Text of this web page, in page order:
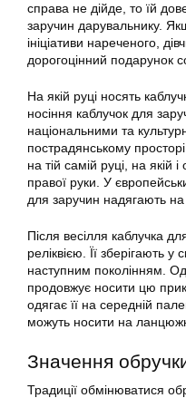
справа не дійде, то їй
заручин дарувальнику.
ініціативи нареченого,
дорогоцінний подарунок
На якій руці носять
носіння каблучок для
національними та
пострадянському
на тій самій руці, на якій
правої руки. У
для заручин надягають на
Після весілля каблучка
реліквією. Її зберігають
наступним поколінням.
продовжує носити цю
одягає її на середній
можуть носити на
Значення
Традиції обмінюватися